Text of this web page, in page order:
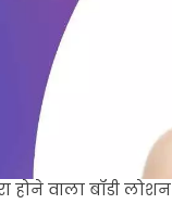
होने वाला बॉडी लोशन